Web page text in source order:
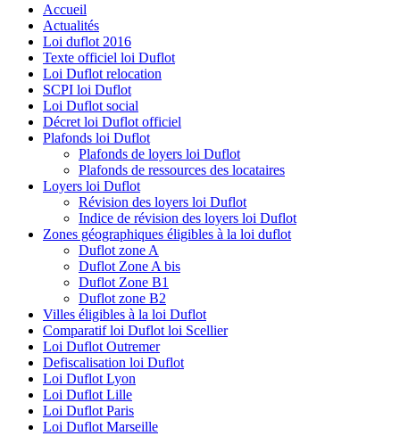
Accueil
Actualités
Loi duflot 2016
Texte officiel loi Duflot
Loi Duflot relocation
SCPI loi Duflot
Loi Duflot social
Décret loi Duflot officiel
Plafonds loi Duflot
Plafonds de loyers loi Duflot
Plafonds de ressources des locataires
Loyers loi Duflot
Révision des loyers loi Duflot
Indice de révision des loyers loi Duflot
Zones géographiques éligibles à la loi duflot
Duflot zone A
Duflot Zone A bis
Duflot Zone B1
Duflot zone B2
Villes éligibles à la loi Duflot
Comparatif loi Duflot loi Scellier
Loi Duflot Outremer
Defiscalisation loi Duflot
Loi Duflot Lyon
Loi Duflot Lille
Loi Duflot Paris
Loi Duflot Marseille